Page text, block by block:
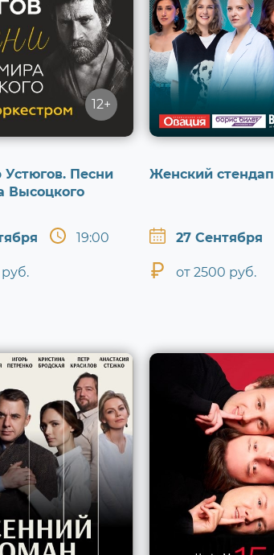
12+
Песни
Высоцкого
19:00
руб.
Женский стендап
27 Сентября
от 2500 руб.